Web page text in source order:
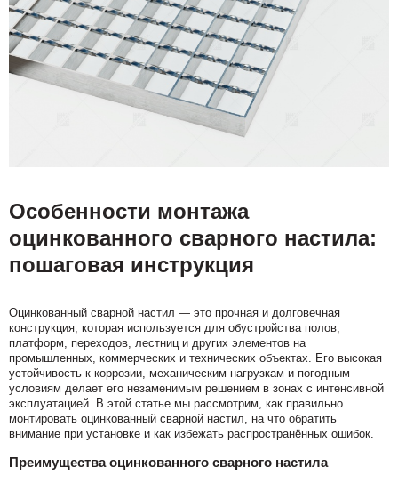
Особенности монтажа
оцинкованного сварного настила:
пошаговая инструкция
Оцинкованный сварной настил — это прочная и долговечная
конструкция, которая используется для обустройства полов,
платформ, переходов, лестниц и других элементов на
промышленных, коммерческих и технических объектах. Его высокая
устойчивость к коррозии, механическим нагрузкам и погодным
условиям делает его незаменимым решением в зонах с интенсивной
эксплуатацией. В этой статье мы рассмотрим, как правильно
монтировать оцинкованный сварной настил, на что обратить
внимание при установке и как избежать распространённых ошибок.
Преимущества оцинкованного сварного настила